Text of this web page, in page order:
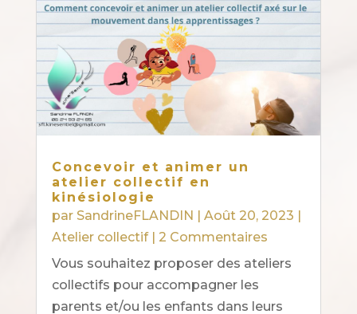
Concevoir et animer un
atelier collectif en
kinésiologie
par SandrineFLANDIN | Août 20, 2023 |
Atelier collectif| 2 Commentaires
Vous souhaitez proposer des ateliers
collectifs pour accompagner les
parents et/ou les enfants dans leurs